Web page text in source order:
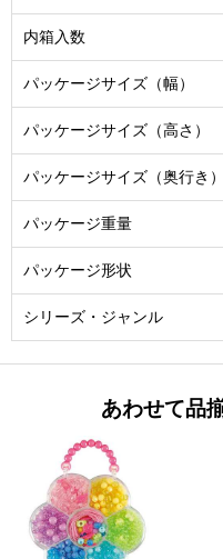
内箱入数
パッケージサイズ（幅）
パッケージサイズ（高さ）
パッケージサイズ（奥行き）
パッケージ重量
パッケージ形状
シリーズ・ジャンル
あわせて品